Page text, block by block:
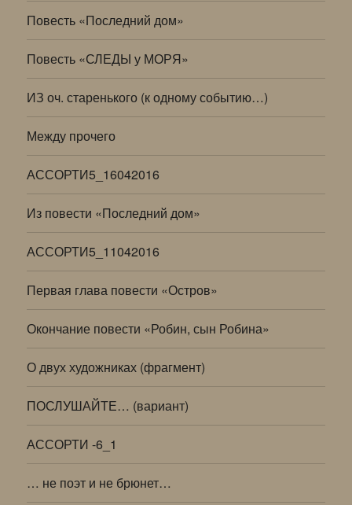
Повесть «Последний дом»
Повесть «СЛЕДЫ у МОРЯ»
ИЗ оч. старенького (к одному событию…)
Между прочего
АССОРТИ5_16042016
Из повести «Последний дом»
АССОРТИ5_11042016
Первая глава повести «Остров»
Окончание повести «Робин, сын Робина»
О двух художниках (фрагмент)
ПОСЛУШАЙТЕ… (вариант)
АССОРТИ -6_1
… не поэт и не брюнет…